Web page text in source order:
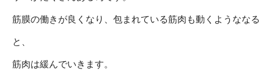
筋膜の働きが良くなり、包まれている筋肉も動くようななる
と、
筋肉は緩んでいきます。